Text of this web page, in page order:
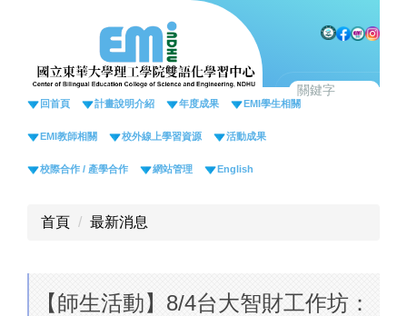
回首頁 計畫說明介紹 年度成果 EMI學生相關
EMI教師相關 校外線上學習資源 活動成果
校際合作 / 產學合作 網站管理 English
首頁 最新消息
【師生活動】8/4台大智財工作坊：